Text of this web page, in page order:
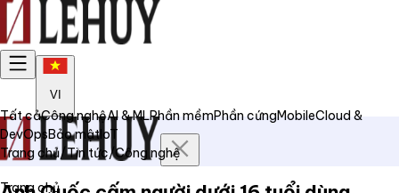
VI
Trang chủ
Tất cảCông nghệAI & MLPhần mềmPhần cứngMobileCloud &
DevOpsBảo mậtIoT
Trang chủ/Tin tức/Công nghệ